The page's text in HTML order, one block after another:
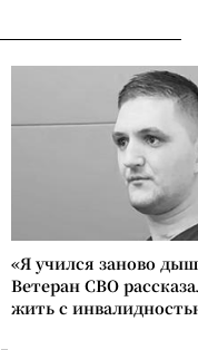
«Я учился заново
Ветеран СВО
жить с